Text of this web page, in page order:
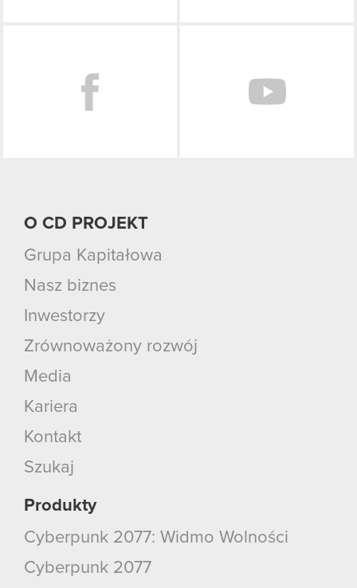
O CD PROJEKT
Grupa Kapitałowa
Nasz biznes
Inwestorzy
Zrównoważony rozwój
Media
Kariera
Kontakt
Szukaj
Produkty
Cyberpunk 2077: Widmo Wolności
Cyberpunk 2077